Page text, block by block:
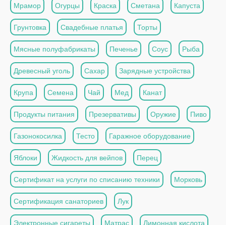
Мрамор Огурцы Краска Сметана Капуста
Грунтовка Свадебные платья Торты
Мясные полуфабрикаты Печенье Соус Рыба
Древесный уголь Сахар Зарядные устройства
Крупа Семена Чай Мед Канат
Продукты питания Презервативы Оружие Пиво
Газонокосилка Тесто Гаражное оборудование
Яблоки Жидкость для вейпов Перец
Сертификат на услуги по списанию техники Морковь
Сертификация санаториев Лук
Электронные сигареты Матрас Лимонная кислота